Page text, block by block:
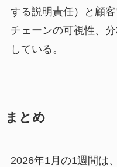
する説明責任）と顧
チェーンの可視性、
している。
まとめ
2026年1月の1週間は